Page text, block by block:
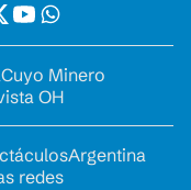
Cuyo Minero
OH
Argentina
redes